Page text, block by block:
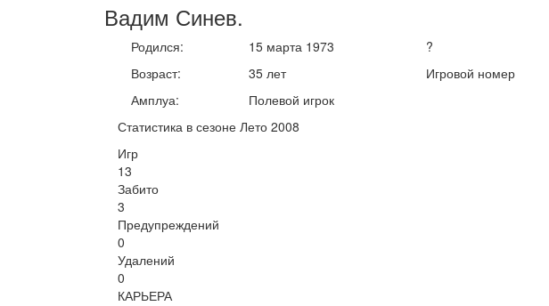
Вадим Синев.
Родился:
Возраст:
Амплуа:
15 марта 1973
35 лет
Полевой игрок
?
Игровой номер
Статистика в сезоне Лето 2008
Игр
13
Забито
3
Предупреждений
0
Удалений
0
КАРЬЕРА